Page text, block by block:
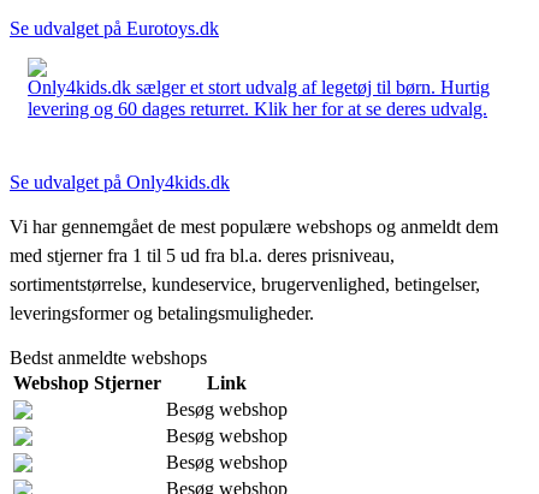
Se udvalget på Eurotoys.dk
Only4kids.dk sælger et stort udvalg af legetøj til børn. Hurtig
levering og 60 dages returret. Klik her for at se deres udvalg.
Se udvalget på Only4kids.dk
Vi har gennemgået de mest populære webshops og anmeldt dem
med stjerner fra 1 til 5 ud fra bl.a. deres prisniveau,
sortimentstørrelse, kundeservice, brugervenlighed, betingelser,
leveringsformer og betalingsmuligheder.
Bedst anmeldte webshops
Webshop Stjerner
Link
Besøg webshop
Besøg webshop
Besøg webshop
Besøg webshop